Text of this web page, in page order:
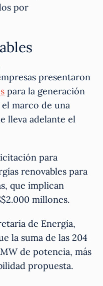
por
presentaron
para la generación
marco de una
lleva adelante el
para
renovables para
que implican
millones.
de Energía,
la suma de las 204
de potencia, más
propuesta.